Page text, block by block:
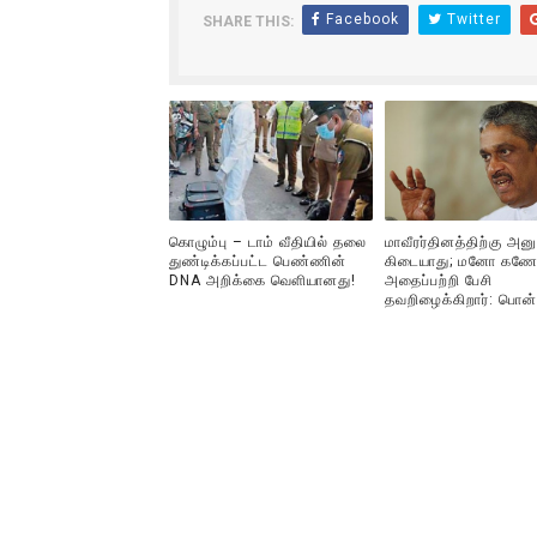
ஐ.நா முன்றலில் சீரற்ற
ஜனாதிபதி ஐக்கிய
32 CM விநோத கன்றுக்குட்டி!
வலிமை தான் அஜித்
SHARE THIS: Facebook Twitter
கொழும்பு – டாம் வீதியில் தலை
துண்டிக்கப்பட்ட பெண்ணின்
DNA அறிக்கை வௌியானது!
மாவீரர்தினத்திற்கு
கிடையாது; மனோ
அதைப்பற்றி பேசி
தவறிழைக்கிறார்: